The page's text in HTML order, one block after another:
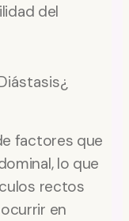
del
factores que
lo que
rectos
en